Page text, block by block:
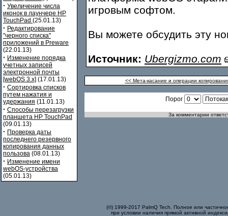
· Увеличение числа
иконок в лаунчере HP
TouchPad (25.01.13)
· Редактирование
"черного списка"
приложений в Preware
(22.01.13)
· Изменение порядка
учетных записей
электронной почты
[webOS 3.x] (17.01.13)
· Сортировка списков
путем нажатия и
удержания (11.01.13)
· Способы перезагрузки
планшета HP TouchPad
(09.01.13)
· Проверка даты
последнего резервного
копирования данных
пользова (08.01.13)
· Изменение имени
webOS-устройства
(05.01.13)
игровым софтом.
Вы можете обсудить эту
Источник: Ubergizmo.com
<< Мета-касание и операции
Порог
За комментарии
(©) 1999-2017 PalmQ Tech. Полное или
при условии наличия прямой активной